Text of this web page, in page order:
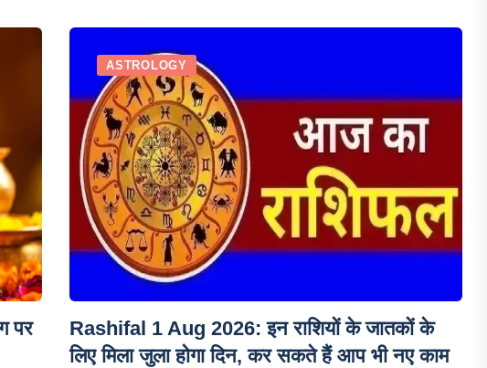
पर
ASTROLOGY
Rashifal 1 Aug 2026: इन राशियों के जातकों के
लिए मिला जुला होगा दिन, कर सकते हैं आप भी नए काम